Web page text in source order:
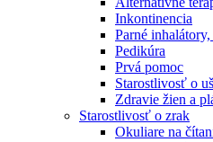
Inkontinencia
Parné
Pedikúra
Prvá pomoc
Starostlivosť o
Zdravie žien a
Starostlivosť o zrak
Okuliare na